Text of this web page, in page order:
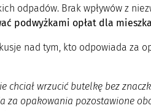
odpadów. Brak wpływów z
podwyżkami opłat dla
nad tym, kto odpowiada za
chciał wrzucić butelkę bez
za opakowania pozostawione